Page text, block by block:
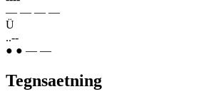
— — — —
Ü
..--
● ● — —
Tegnsaetning